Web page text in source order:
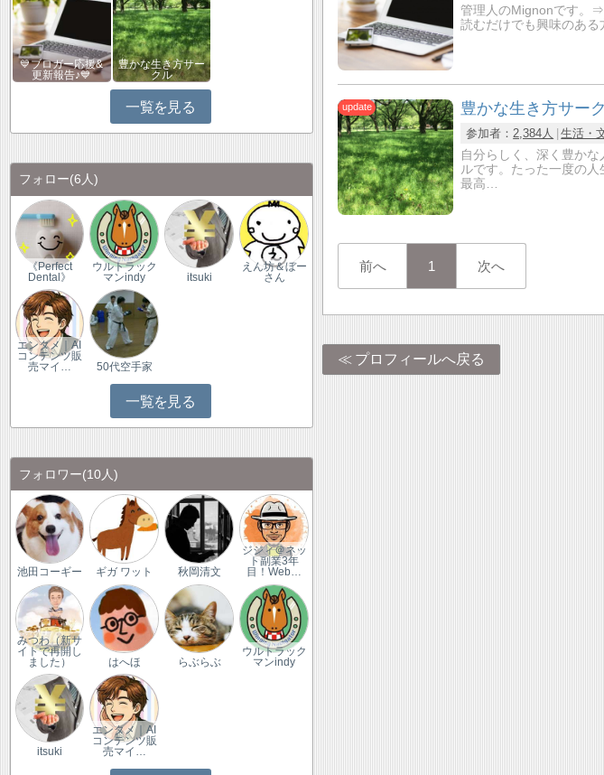
管理人のMignonです。
読むだけでも興味のある
豊かな生き方サー
参加者：2,384人 生活・
自分らしく、深く豊か
ルです。たった一度の
最高…
前へ 1 次へ
プロフィールへ戻る
💙ブロガー応援&
更新報告♪💙
豊かな生き方サー
クル
一覧を見る
フォロー(6人)
《Perfect
Dental》
ウルトラック
マンindy
itsuki
えん坊＆ぼー
さん
エンタメ｜AI
コンテンツ販
売マイ…
50代空手家
一覧を見る
フォロワー(10人)
池田コーギー ギガ ワット 秋岡清文
ジジィ＠ネッ
ト副業3年
目！Web…
みつわ（新サ
イトで再開し
ました）
はへほ らぶらぶ
ウルトラック
マンindy
itsuki
エンタメ｜AI
コンテンツ販
売マイ…